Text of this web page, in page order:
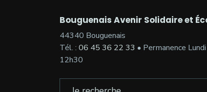
Bouguenais Avenir Solidaire et
44340 Bouguenais
Tél. : 06 45 36 22 33 • Permanence
12h30